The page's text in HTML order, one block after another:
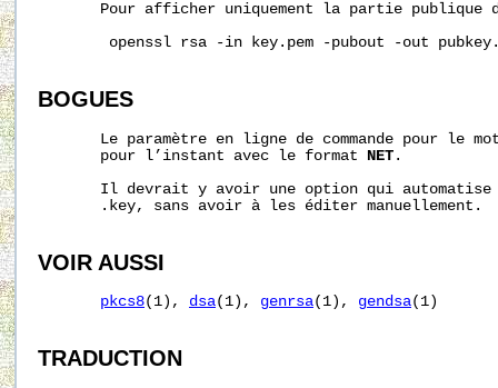
Pour afficher uniquement la partie publique
openssl rsa -in key.pem -pubout -out
BOGUES
Le paramètre en ligne de commande pour le
       pour l’instant avec le format
NET .
Il devrait y avoir une option qui
       .key, sans avoir à les éditer manuellement.
VOIR AUSSI
pkcs8(1), dsa(1), genrsa(1), gendsa(1)
TRADUCTION